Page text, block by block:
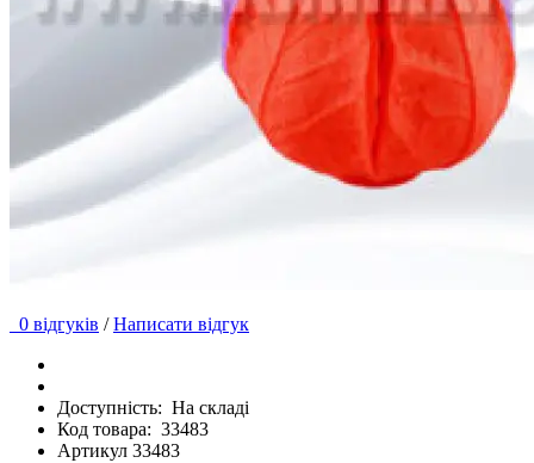
0 відгуків / Написати відгук
Доступність: На складі
Код товара: 33483
Артикул 33483